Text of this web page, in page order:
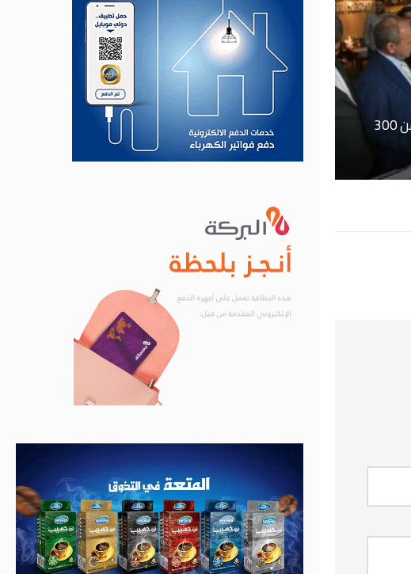
انطلاق “ثلاثية مشهداني الصناعية” بمشاركة أكثر من 300